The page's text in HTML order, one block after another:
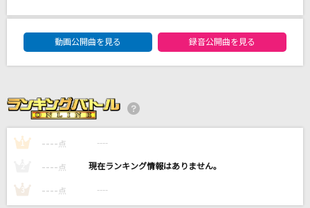
ライラック
Mrs. GREEN APPLE
[生音]未来予想図Ⅱ
Mother land
南里侑香
Brand New
Mrs. GREEN APPLE
DAM★ともボーカルエントリーランキング
動画公開曲を見る
録音公開曲を見る
1 ---- 点 ----
---- 点 ----
3 ---- 点 ----